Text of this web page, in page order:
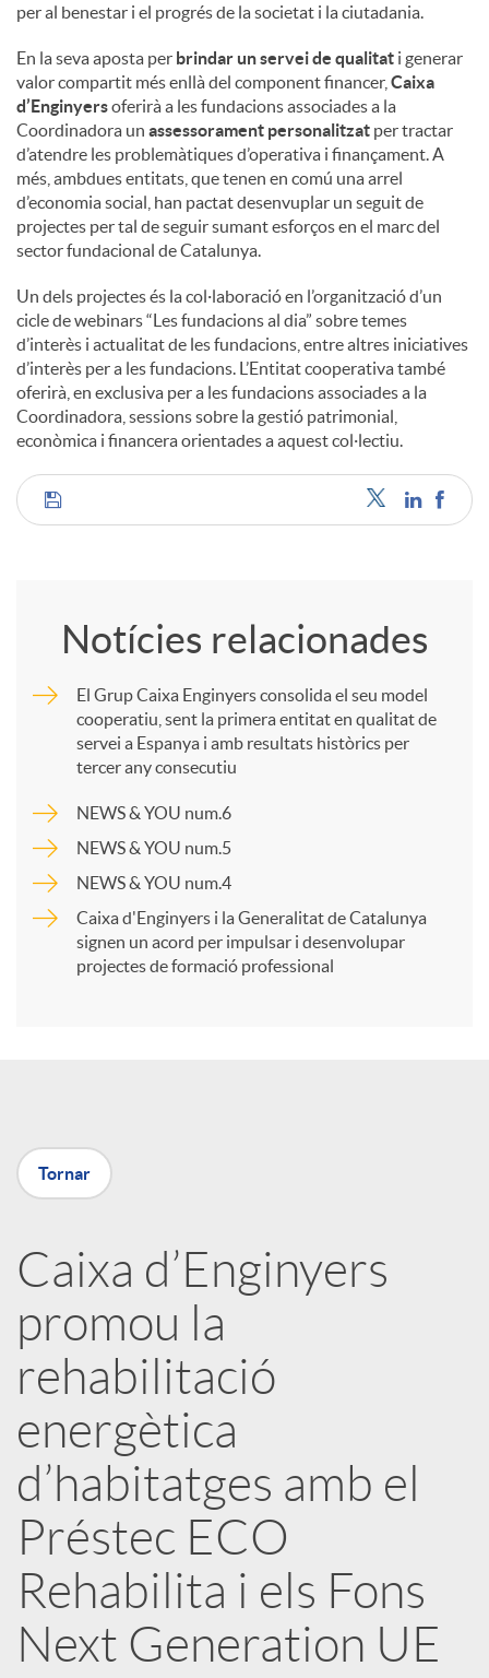
per al benestar i el progrés de la societat i la ciutadania.
En la seva aposta per brindar un servei de qualitat i generar
valor compartit més enllà del component financer, Caixa
d’Enginyersoferirà a les fundacions associades a la
Coordinadora un assessorament personalitzat per tractar
d’atendre les problemàtiques d’operativa i finançament. A
més, ambdues entitats, que tenen en comú una arrel
d’economia social, han pactat desenvuplar un seguit de
projectes per tal de seguir sumant esforços en el marc del
sector fundacional de Catalunya.
Un dels projectes és la col·laboració en l’organització d’un
cicle de webinars “Les fundacions al dia” sobre temes
d’interès i actualitat de les fundacions, entre altres iniciatives
d’interès per a les fundacions. L’Entitat cooperativa també
oferirà, en exclusiva per a les fundacions associades a la
Coordinadora, sessions sobre la gestió patrimonial,
econòmica i financera orientades a aquest col·lectiu.
C
a
r
a
a
r
x
e
s
S
Notícies relacionades
El Grup Caixa Enginyers consolida el seu model
cooperatiu, sent la primera entitat en qualitat de
servei a Espanya i amb resultats històrics per
tercer any consecutiu
NEWS & YOU num.6
NEWS & YOU num.5
NEWS & YOU num.4
Caixa d'Enginyers i la Generalitat de Catalunya
signen un acord per impulsar i desenvolupar
projectes de formació professional
Tornar
Caixa d’Enginyers
promou la
rehabilitació
energètica
d’habitatges amb el
Préstec ECO
Rehabilita i els Fons
Next Generation UE